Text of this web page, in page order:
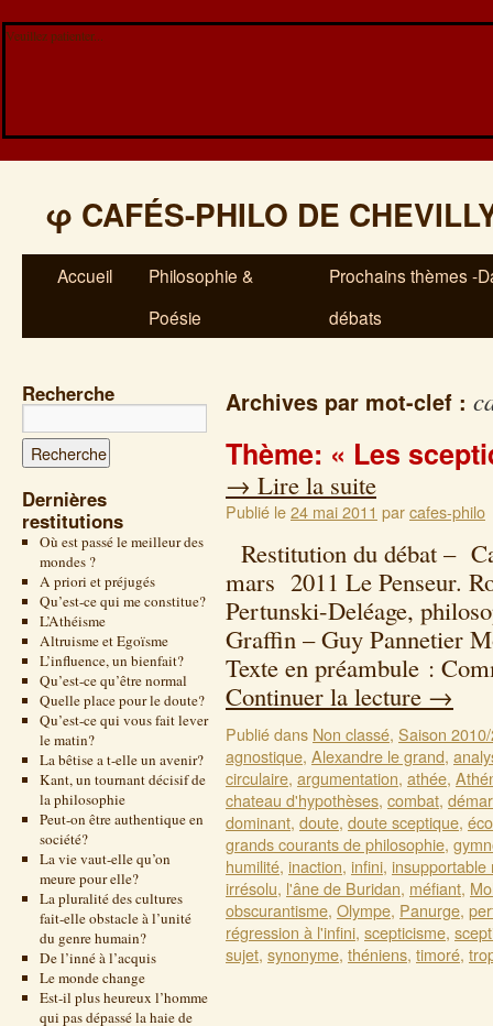
Veuillez patienter...
φ CAFÉS-PHILO DE
Accueil
Philosophie &
Poésie
Prochains thèmes -
débats
Recherche
Dernières
restitutions
Où est passé le meilleur des
mondes ?
A priori et préjugés
Qu’est-ce qui me constitue?
L’Athéisme
Altruisme et Egoïsme
L’influence, un bienfait?
Qu’est-ce qu’être normal
Quelle place pour le doute?
Qu’est-ce qui vous fait lever
le matin?
La bêtise a t-elle un avenir?
Kant, un tournant décisif de
la philosophie
Peut-on être authentique en
société?
La vie vaut-elle qu’on
meure pour elle?
La pluralité des cultures
fait-elle obstacle à l’unité
du genre humain?
De l’inné à l’acquis
Le monde change
Est-il plus heureux l’homme
qui pas dépassé la haie de
Archives par mot-clef :
Thème: « Les
→ Lire la suite
Publié le24 mai 2011 parcafes-philo
Restitution du débat –
mars 2011 Le Penseur.
Pertunski-Deléage,
Graffin – Guy Pannetier
Texte en préambule :
Continuer la lecture →
Publié dans Non classé, Saison
agnostique, Alexandre le grand,
circulaire, argumentation, athée,
chateau d'hypothèses, combat,
dominant, doute, doute sceptique,
grands courants de philosophie,
humilité, inaction, infini,
irrésolu, l'âne de Buridan, méfiant,
obscurantisme, Olympe, Panurge,
régression à l'infini, scepticisme,
sujet, synonyme, théniens, timoré,